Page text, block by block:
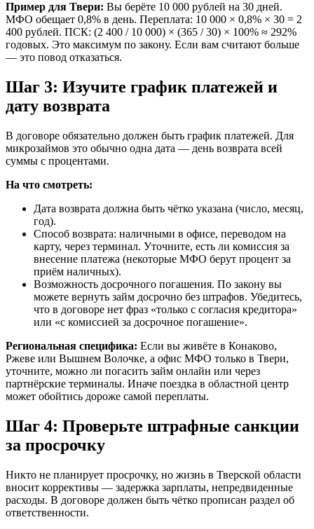
Пример для Твери: Вы берёте 10 000 рублей на 30 дней.
МФО обещает 0,8% в день. Переплата: 10 000 × 0,8% × 30 = 2
400 рублей. ПСК: (2 400 / 10 000) × (365 / 30) × 100% ≈ 292%
годовых. Это максимум по закону. Если вам считают больше
— это повод отказаться.
Шаг 3: Изучите график платежей и
дату возврата
В договоре обязательно должен быть график платежей. Для
микрозаймов это обычно одна дата — день возврата всей
суммы с процентами.
На что смотреть:
Дата возврата должна быть чётко указана (число, месяц,
год).
Способ возврата: наличными в офисе, переводом на
карту, через терминал. Уточните, есть ли комиссия за
внесение платежа (некоторые МФО берут процент за
приём наличных).
Возможность досрочного погашения. По закону вы
можете вернуть займ досрочно без штрафов. Убедитесь,
что в договоре нет фраз «только с согласия кредитора»
или «с комиссией за досрочное погашение».
Региональная специфика: Если вы живёте в Конаково,
Ржеве или Вышнем Волочке, а офис МФО только в Твери,
уточните, можно ли погасить займ онлайн или через
партнёрские терминалы. Иначе поездка в областной центр
может обойтись дороже самой переплаты.
Шаг 4: Проверьте штрафные санкции
за просрочку
Никто не планирует просрочку, но жизнь в Тверской области
вносит коррективы — задержка зарплаты, непредвиденные
расходы. В договоре должен быть чётко прописан раздел об
ответственности.